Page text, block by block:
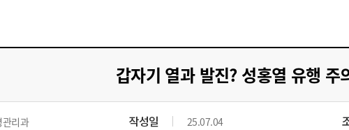
갑자기 열과 발진? 성홍열 유행 주
리과 작성일 25.07.04